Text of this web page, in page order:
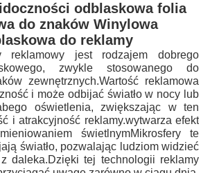
odblaskowa folia
do znaków Winylowa
do reklamy
reklamowy jest rodzajem dobrego
zwykle stosowanego do
zewnętrznych.Wartość reklamowa
i może odbijać światło w nocy lub
oświetlenia, zwiększając w ten
i atrakcyjność reklamy.wytwarza efekt
świetlnymMikrosfery te
światło, pozwalając ludziom widzieć
daleka.Dzięki tej technologii reklamy